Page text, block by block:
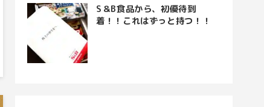
S＆B食品から、初優待到
着！！これはずっと持つ！！